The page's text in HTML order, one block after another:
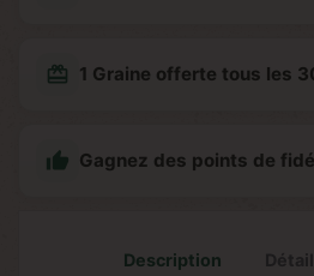
redeem 1 Graine offerte tous les
 Gagnez des points de
Description